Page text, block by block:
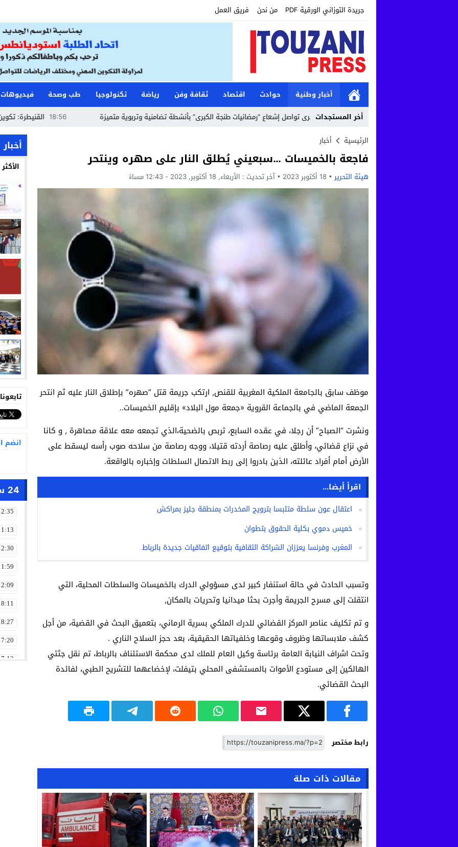
جريدة التوزاني الورقية PDF من نحن فريق العمل
أخبار وطنية حوادث اقتصاد ثقافة وفن رياضة تكنولوجيا طب وصحة فيديوهات
أخر المستجدات
18:56 القنيطرة: تكوين حراس
مؤسسة طنجة الكبرى تواصل إشعاع “رمضانيات طنجة الكبرى” بأنشطة تضامنية وتربوية متميزة
الرئيسية
أخبار
فاجعة بالخميسات …سبعيني يُطلق النار على صهره وينتحر
هيئة التحرير 18 أكتوبر 2023 آخر تحديث : الأربعاء, 18 أكتوبر, 2023 - 12:43 مساءً
موظف سابق بالجامعة الملكية المغربية للقنص, ارتكب جريمة قتل “صهره” بإطلاق النار عليه ثم انتحر
الجمعة الماضي في بالجماعة القروية «جمعة مول البلاد» بإقليم الخميسات..
ونشرت “الصباح” أن رجلا، في عقده السابع، تربص بالضحية،الذي تجمعه معه علاقة مصاهرة , و كانا
في نزاع قضائي، وأطلق عليه رصاصة أردته قتيلا، ووجه رصاصة من سلاحه صوب رأسه ليسقط على
الأرض أمام أفراد عائلته، الذين بادروا إلى ربط الاتصال السلطات وإخباره بالواقعة.
اقرأ أيضا...
اعتقال عون سلطة متلبسا بترويج المخدرات بمنطقة جليز بمراكش
خميس دموي بكلية الحقوق بتطوان
المغرب وفرنسا يعززان الشراكة الثقافية بتوقيع اتفاقيات جديدة بالرباط
وتسبب الحادث في حالة استنفار كبير لدى مسؤولي الدرك بالخميسات والسلطات المحلية، التي
انتقلت إلى مسرح الجريمة وأجرت بحثا ميدانيا وتحريات بالمكان,
و تم تكليف عناصر المركز القضائي للدرك الملكي بسرية الرماني، بتعميق البحث في القضية، من أجل
كشف ملابساتها وظروف وقوعها وخلفياتها الحقيقية، بعد حجز السلاح الناري .
وتحت اشراف النيابة العامة برئاسة وكيل العام للملك لدى محكمة الاستئناف بالرباط، تم نقل جثتي
الهالكين إلى مستودع الأموات بالمستشفى المحلي بتيفلت، لإخضاعهما للتشريح الطبي، لفائدة
البحث القضائي.
رابط مختصر
مقالات ذات صلة
أخبار
انضم
24 ساعة